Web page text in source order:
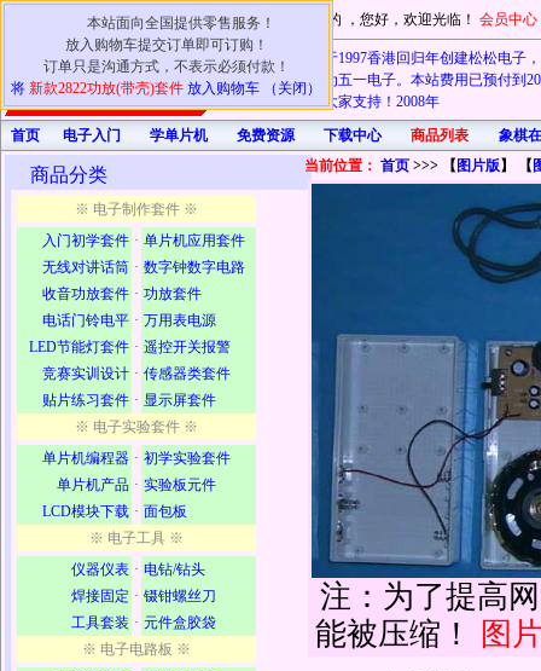
本站面向全国提供零售服务！
放入购物车提交订单即可订购！
订单只是沟通方式，不表示必须付款！
将新款2822功放(带壳)套件放入购物车 （关闭）
尊敬的 ，您好，欢迎光临！ 会员中心
本商行于1997香港回归年创建松松电子
电子也改名为五一电子。本站费用已预付到
认可！谢谢大家支持！2008年
首页
电子入门 学单片机 免费资源 下载中心 商品列表 象棋
商品分类
※ 电子制作套件 ※
入门初学套件 · 单片机应用套件
无线对讲话筒 · 数字钟数字电路
收音功放套件 · 功放套件
电话门铃电平 · 万用表电源
LED节能灯套件 · 遥控开关报警
竞赛实训设计 · 传感器类套件
贴片练习套件 · 显示屏套件
※ 电子实验套件 ※
单片机编程器 · 初学实验套件
单片机产品 · 实验板元件
LCD模块下载 · 面包板
※ 电子工具 ※
仪器仪表 · 电钻/钻头
焊接固定 · 镊钳螺丝刀
工具套装 · 元件盒胶袋
※ 电子电路板 ※
当前位置： 首页 >>> 【 图片版】 【
注：为了提高
能被压缩！
图